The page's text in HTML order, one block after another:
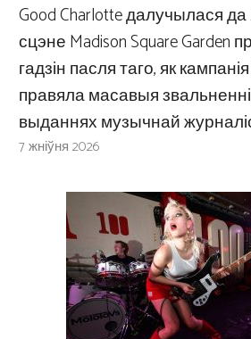
Good Charlotte далучылася
сцэне Madison Square Garden
гадзін пасля таго, як
правяла масавыя
выданнях музычнай
7 жніўня 2026